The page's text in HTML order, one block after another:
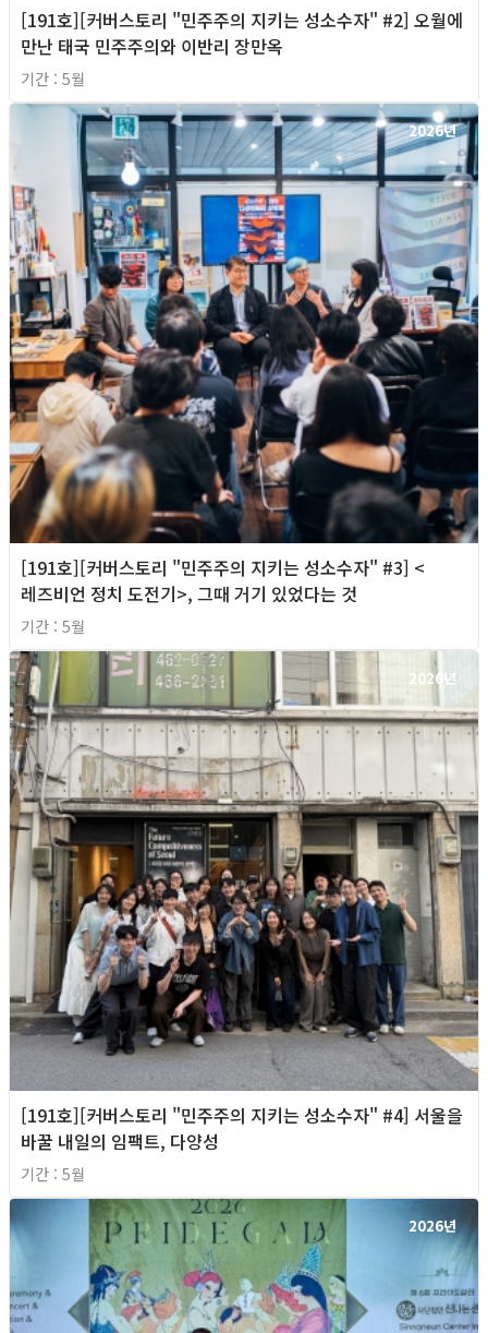
[191호][커버스토리 "민주주의 지키는 성소수자" #2] 오월에
만난 태국 민주주의와 이반리 장만옥
기간 : 5월
2026년
[191호][커버스토리 "민주주의 지키는 성소수자" #3] <
레즈비언 정치 도전기>, 그때 거기 있었다는 것
기간 : 5월
2026년
[191호][커버스토리 "민주주의 지키는 성소수자" #4] 서울을
바꿀 내일의 임팩트, 다양성
기간 : 5월
2026년